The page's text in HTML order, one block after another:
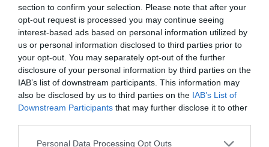
section to confirm your selection. Please note that after your
opt-out request is processed you may continue seeing
interest-based ads based on personal information utilized by
us or personal information disclosed to third parties prior to
your opt-out. You may separately opt-out of the further
disclosure of your personal information by third parties on the
IAB’s list of downstream participants. This information may
also be disclosed by us to third parties on the IAB’s List of
Downstream Participants that may further disclose it to other
Personal Data Processing Opt Outs